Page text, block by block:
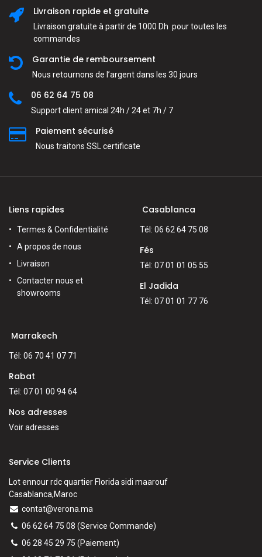
Livraison rapide et gratuite
Livraison gratuite à partir de 1000 Dh pour toutes les
commandes
Garantie de remboursement
Nous retournons de l’argent dans les 30 jours
06 62 64 75 08
Support client amical 24h / 24 et 7h / 7
Paiement sécurisé
Nous traitons SSL сertificate
Liens rapides
Termes & Confidentialité
A propos de nous
Livraison
Contacter nous et
showrooms
Casablanca
Tél: 06 62 64 75 08
Fés
Tél: 07 01 01 05 55
El Jadida
Tél: 07 01 01 77 76
Marrakech
Tél: 06 70 41 07 71
Rabat
Tél: 07 01 00 94 64
Nos adresses
Voir adresses
Service Clients
Lot ennour rdc quartier Florida sidi maarouf
Casablanca,Maroc
contat@verona.ma
06 62 64 75 08 (Service Commande)
06 28 45 29 75 (Paiement)